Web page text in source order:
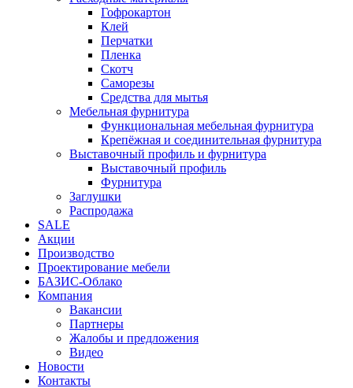
Гофрокартон
Клей
Перчатки
Пленка
Скотч
Саморезы
Средства для мытья
Мебельная фурнитура
Функциональная мебельная фурнитура
Крепёжная и соединительная фурнитура
Выставочный профиль и фурнитура
Выставочный профиль
Фурнитура
Заглушки
Распродажа
SALE
Акции
Производство
Проектирование мебели
БАЗИС-Облако
Компания
Вакансии
Партнеры
Жалобы и предложения
Видео
Новости
Контакты